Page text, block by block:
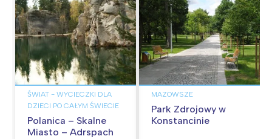
ŚWIAT - WYCIECZKI DLA
DZIECI PO CAŁYM ŚWIECIE
Polanica – Skalne
Miasto – Adrspach
MAZOWSZE
Park Zdrojowy w
Konstancinie